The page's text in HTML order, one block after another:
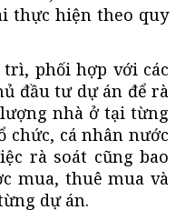
thực hiện theo quy
trì, phối hợp với các
đầu tư dự án để rà
nhà ở tại từng
chức, cá nhân nước
rà soát cũng bao
mua, thuê mua và
dự án.